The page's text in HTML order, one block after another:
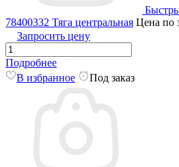
78400332 Тяга центральная Цена по
Запросить цену
Подробнее
В избранное
Под заказ